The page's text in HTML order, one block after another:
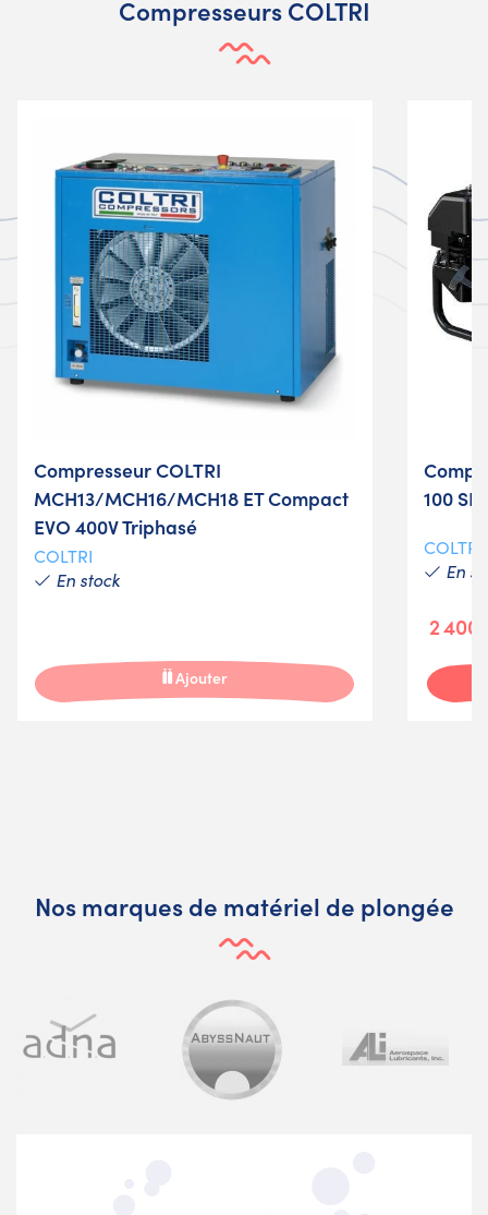
Compresseurs COLTRI
Compresseur COLTRI
MCH13/MCH16/MCH18 ET Compact
EVO 400V Triphasé
COLTRI
En stock
Ajouter
100 SK
COLTRI
En
2
Nos marques de matériel de plongée